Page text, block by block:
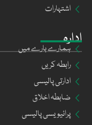
ادارہ
ہمارے بارے میں
رابطہ کریں
ادارتی پالیسی
ضابطہ اخلاق
پرائیویسی پالیسی
اشتہارات